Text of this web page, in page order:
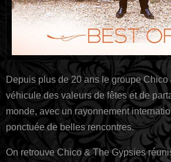
Depuis plus de 20 ans le groupe
véhicule des valeurs de fêtes et de
monde, avec un rayonnement
ponctuée de belles rencontres.
On retrouve Chico & The Gypsies